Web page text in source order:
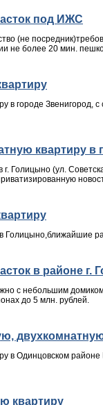
под ИЖС
(не
не более 20 мин.
в городе Звенигород,
квартиру в
г. Голицыно (ул.
Голицыно,ближайшие
в районе г.
с небольшим
до 5 млн. рублей.
в Одинцовском
квартиру